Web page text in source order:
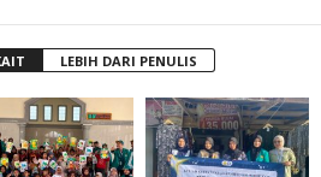
LEBIH DARI PENULIS